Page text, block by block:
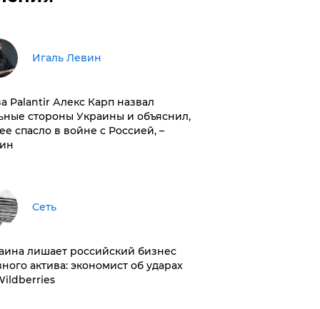
Игаль Левин
Palantir Алекс Карп назвал
стороны Украины и объяснил,
спасло в войне с Россией, –
Сеть
лишает российский бизнес
актива: экономист об ударах